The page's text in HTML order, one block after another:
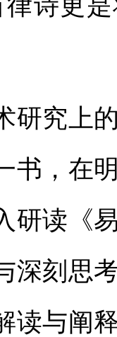
诗更
究上的
书，在
研读《
深刻思
读与阐